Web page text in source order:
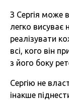
З Сергія може
легко висуває
реалізувати
всі, кого він
з його боку
Сергію не
інакше